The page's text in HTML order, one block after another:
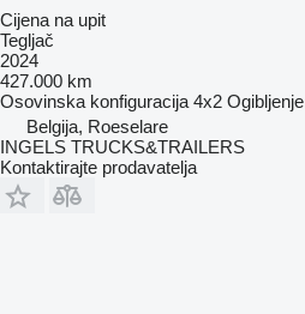
Cijena na upit
Tegljač
2024
427.000 km
Osovinska konfiguracija 4x2 Ogibljenje
Belgija, Roeselare
INGELS TRUCKS&TRAILERS
Kontaktirajte prodavatelja